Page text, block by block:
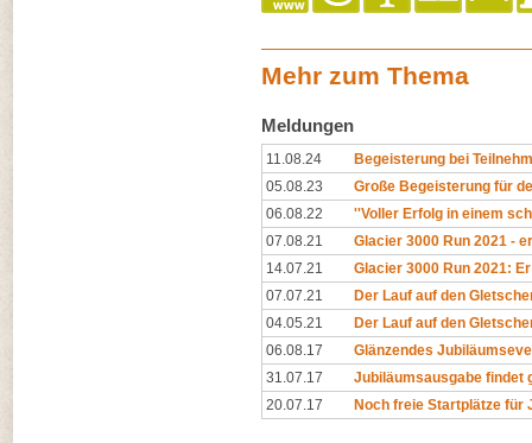
Mehr zum Thema
Meldungen
11.08.24
Begeisterung bei
05.08.23
Große Begeisterung für
06.08.22
''Voller Erfolg in einem
07.08.21
Glacier 3000 Run 2021 -
14.07.21
Glacier 3000 Run 2021:
07.07.21
Der Lauf auf den
04.05.21
Der Lauf auf den
06.08.17
Glänzendes
31.07.17
Jubiläumsausgabe findet
20.07.17
Noch freie Startplätze für